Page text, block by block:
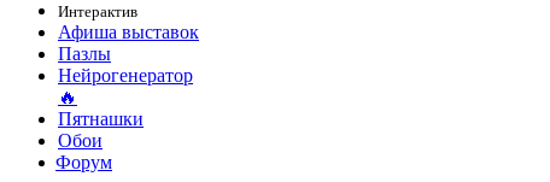
Интерактив
Афиша выставок
Пазлы
Нейрогенератор
🔥
Пятнашки
Обои
Форум